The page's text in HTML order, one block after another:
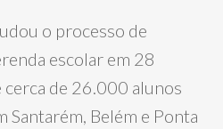
o processo de
escolar em 28
cerca de 26.000 alunos
Santarém, Belém e Ponta